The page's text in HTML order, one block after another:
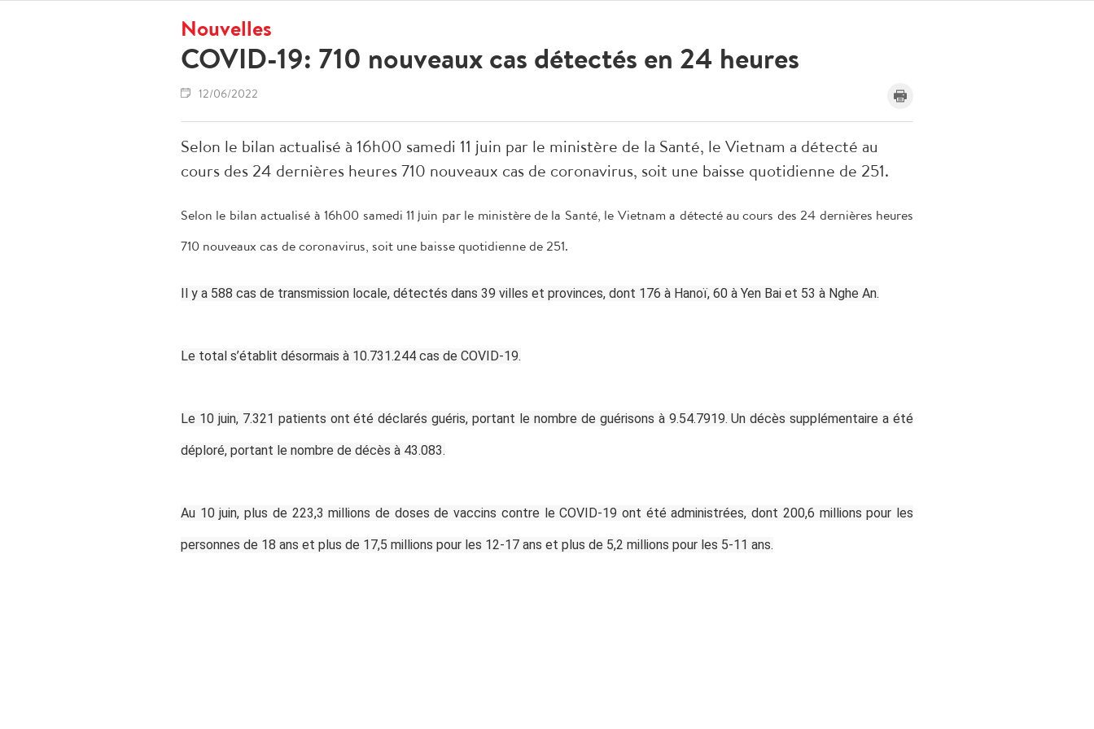
Nouvelles
COVID-19: 710 nouveaux cas détectés en 24 heures
12/06/2022
Selon le bilan actualisé à 16h00 samedi 11 juin par le ministère de la Santé, le Vietnam a détecté au
cours des 24 dernières heures 710 nouveaux cas de coronavirus, soit une baisse quotidienne de 251.
Selon le bilan actualisé à 16h00 samedi 11 juin par le ministère de la Santé, le Vietnam a détecté au cours des 24 dernières heures
710 nouveaux cas de coronavirus, soit une baisse quotidienne de 251.
Il y a 588 cas de transmission locale, détectés dans 39 villes et provinces, dont 176 à Hanoï, 60 à Yen Bai et 53 à Nghe An.
Le total s’établit désormais à 10.731.244 cas de COVID-19.
Le 10 juin, 7.321 patients ont été déclarés guéris, portant le nombre de guérisons à 9.54.7919. Un décès supplémentaire a été
déploré, portant le nombre de décès à 43.083.
Au 10 juin, plus de 223,3 millions de doses de vaccins contre le COVID-19 ont été administrées, dont 200,6 millions pour les
personnes de 18 ans et plus de 17,5 millions pour les 12-17 ans et plus de 5,2 millions pour les 5-11 ans.